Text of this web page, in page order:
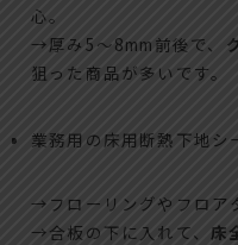
心。
→厚み5～8mm前後で、
狙った商品が多いです。
業務用の床用断熱下地シ
→フローリングやフロア
→合板の下に入れて、 床